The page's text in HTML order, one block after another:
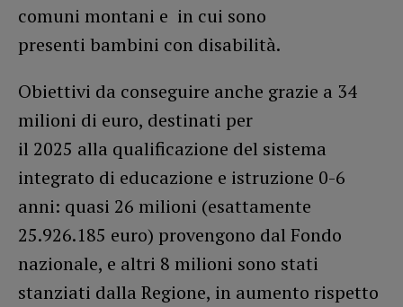
comuni montani e in cui sono
presenti bambini con disabilità.
Obiettivi da conseguire anche grazie a 34
milioni di euro, destinati per
il 2025 alla qualificazione del sistema
integrato di educazione e istruzione 0-6
anni: quasi 26 milioni (esattamente
25.926.185 euro) provengono dal Fondo
nazionale, e altri 8 milioni sono stati
stanziati dalla Regione, in aumento rispetto